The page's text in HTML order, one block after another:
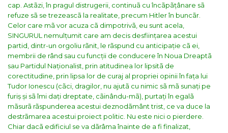
cap. Astãzi, în pragul distrugerii, continuã cu încãpãțânare sã
refuze sã se trezeascã la realitate, precum Hitler în buncãr.
Celor care mã vor acuza cã dimpotrivã, eu sunt acela,
SINGURUL nemulțumit care am decis desființarea acestui
partid, dintr-un orgoliu rãnit, le rãspund cu anticipație cã ei,
membrii de rând sau cu funcții de conducere în Noua Dreaptã
sau Partidul Naționalist, prin atitudinea lor lipsitã de
corectitudine, prin lipsa lor de curaj al propriei opinii în fața lui
Tudor Ionescu (cãci, dragilor, nu ajutã cu nimic sã mã sunați pe
furiș și sã îmi dați dreptate, cãinându-mã), purtați în egalã
mãsurã rãspunderea acestui deznodãmânt trist, ce va duce la
destrãmarea acestui proiect politic. Nu este nici o pierdere.
Chiar dacã edificiul se va dãrâma înainte de a fi finalizat,